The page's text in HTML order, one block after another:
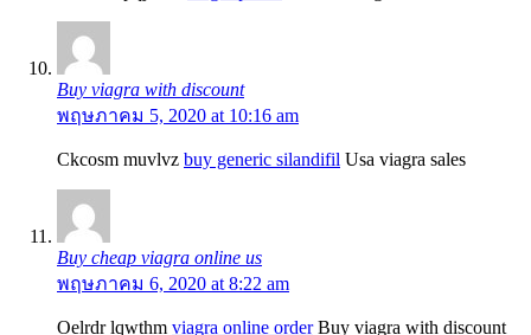
Buy viagra with discount
พฤษภาคม 5, 2020 at 10:16 am
Ckcosm muvlvz buy generic silandifil Usa viagra sales
Buy cheap viagra online us
พฤษภาคม 6, 2020 at 8:22 am
Oelrdr lqwthm viagra online orderBuy viagra with discount